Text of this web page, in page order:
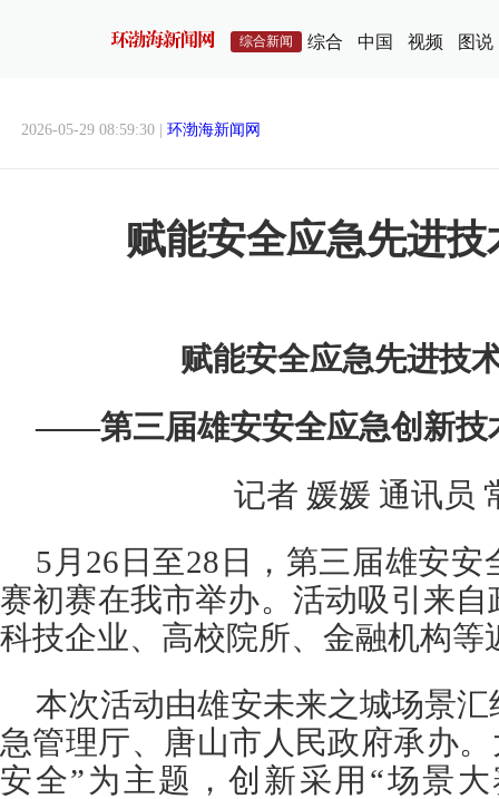
综合新闻 综合 中国 视频 图说
2026-05-29 08:59:30 | 环渤海新闻网
赋能安全应急先进
赋能安全应急先进技
——第三届雄安安全应急创新技
记者 媛媛 通讯员
5月26日至28日，第三届雄安
赛初赛在我市举办。活动吸引来
科技企业、高校院所、金融机构等
本次活动由雄安未来之城场景
急管理厅、唐山市人民政府承办
安全”为主题，创新采用“场景